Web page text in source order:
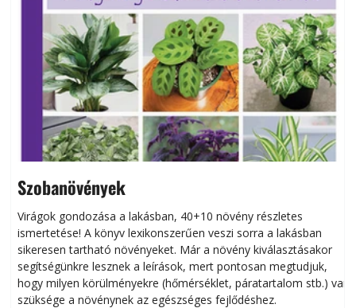
Szobanövények
Virágok gondozása a lakásban, 40+10 növény részletes
ismertetése! A könyv lexikonszerűen veszi sorra a lakásban
sikeresen tart­ha­tó növényeket. Már a növény kiválasztásakor
segítségünkre lesznek a leírások, mert pontosan megtudjuk,
hogy milyen körülményekre (hőmérséklet, páratartalom stb.) van
szüksége a növénynek az egészséges fejlődéshez.